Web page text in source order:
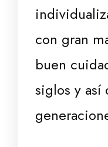
con gran
buen
siglos y así